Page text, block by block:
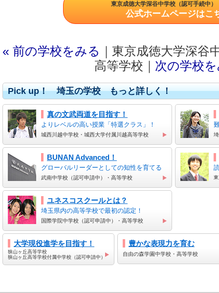
東京成徳大学深谷中学校（認可手続中）
公式ホームページはこ
« 前の学校をみる ｜東京成徳大学深谷
高等学校｜ 次の学校
Pick up！ 埼玉の学校 もっと詳しく！
真の文武両道を目指す！
よりレベルの高い授業「特選クラス」！
城西川越中学校・城西大学付属川越高等学校
BUNAN Advanced！
グローバルリーダーとしての知性を育てる
武南中学校（認可申請中）・高等学校
ユネスコスクールとは？
埼玉県内の高等学校で最初の認定！
国際学院中学校（認可申請中）・高等学校
大学現役進学を目指す！
狭山ヶ丘高等学校
狭山ヶ丘高等学校付属中学校（認可申請中）
豊かな表現力を育む
自由の森学園中学校・高等学校